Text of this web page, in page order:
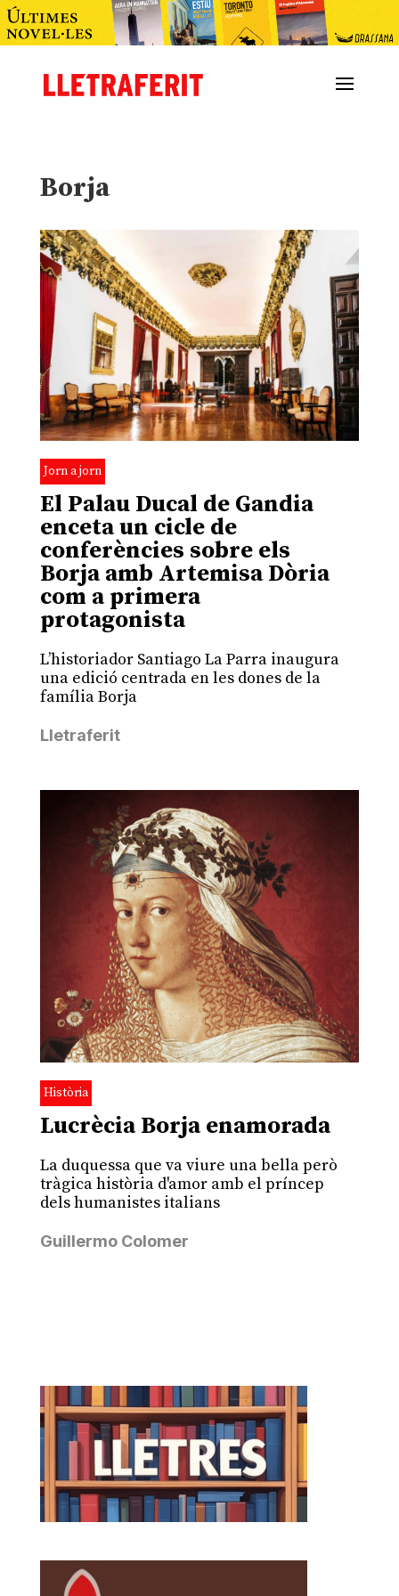
Borja
Jorn a jorn
El Palau Ducal de Gandia
enceta un cicle de
conferències sobre els
Borja amb Artemisa Dòria
com a primera
protagonista
L’historiador Santiago La Parra inaugura
una edició centrada en les dones de la
família Borja
Lletraferit
Història
Lucrècia Borja enamorada
La duquessa que va viure una bella però
tràgica història d'amor amb el príncep
dels humanistes italians
Guillermo Colomer